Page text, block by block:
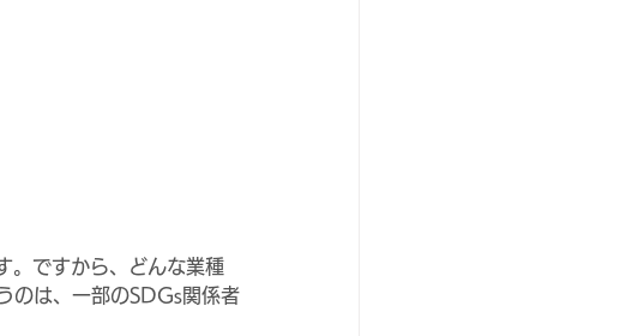
。ですから、どんな業種
のは、一部のSDGs関係者